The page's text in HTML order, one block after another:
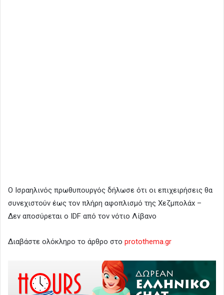
Ο Ισραηλινός πρωθυπουργός δήλωσε ότι οι επιχειρήσεις θα
συνεχιστούν έως τον πλήρη αφοπλισμό της Χεζμπολάx –
Δεν αποσύρεται ο IDF από τον νότιο Λίβανο
Διαβάστε ολόκληρο το άρθρο στο protothema.gr